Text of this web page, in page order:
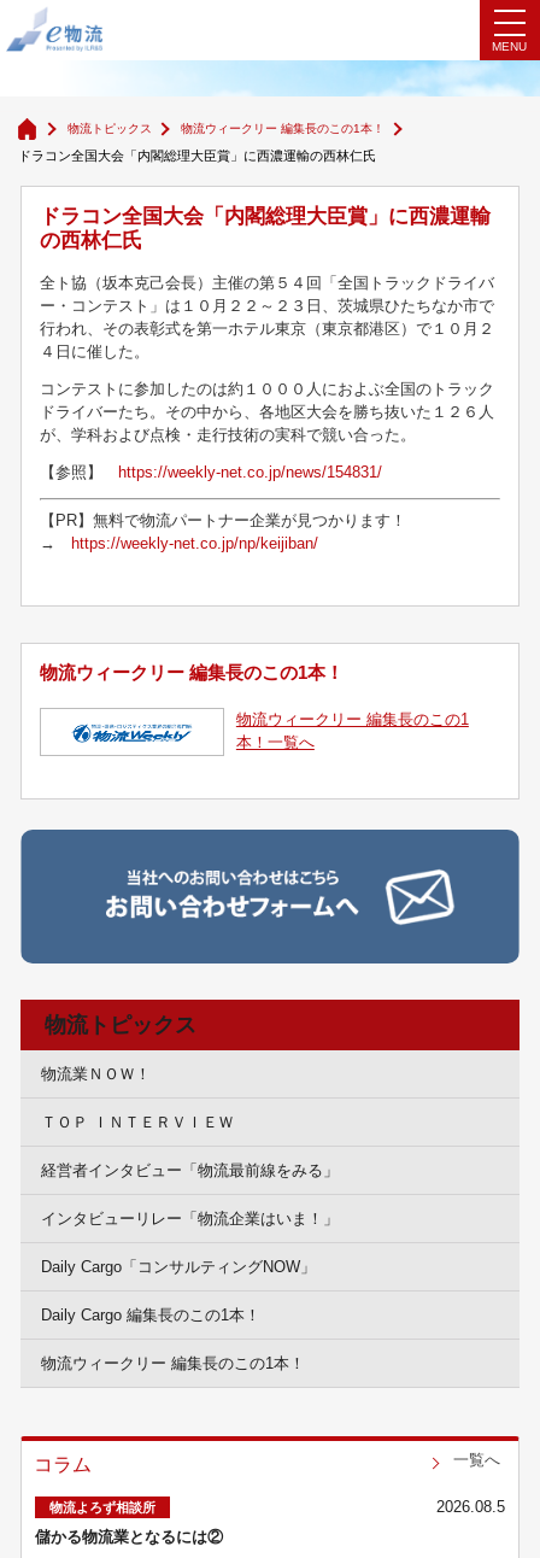
物流ウィークリー 編集長のこの1本！
物流トピックス 物流ウィークリー 編集長のこの1本！
ドラコン全国大会「内閣総理大臣賞」に西濃運輸の西林仁氏
ドラコン全国大会「内閣総理大臣賞」に西濃運輸
の西林仁氏
全ト協（坂本克己会長）主催の第５４回「全国トラックドライバ
ー・コンテスト」は１０月２２～２３日、茨城県ひたちなか市で
行われ、その表彰式を第一ホテル東京（東京都港区）で１０月２
４日に催した。
コンテストに参加したのは約１０００人におよぶ全国のトラック
ドライバーたち。その中から、各地区大会を勝ち抜いた１２６人
が、学科および点検・走行技術の実科で競い合った。
【参照】 https://weekly-net.co.jp/news/154831/
【PR】無料で物流パートナー企業が見つかります！
→https://weekly-net.co.jp/np/keijiban/
物流ウィークリー 編集長のこの1本！
物流ウィークリー 編集長のこの1
本！一覧へ
物流トピックス
物流業ＮＯＷ！
ＴＯＰ ＩＮＴＥＲＶＩＥＷ
経営者インタビュー「物流最前線をみる」
インタビューリレー「物流企業はいま！」
Daily Cargo「コンサルティングNOW」
Daily Cargo 編集長のこの1本！
物流ウィークリー 編集長のこの1本！
コラム
物流よろず相談所
2026.08.5
儲かる物流業となるには②
一覧へ